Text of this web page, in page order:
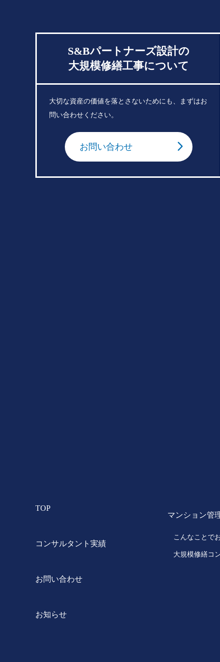
S&Bパートナーズ設計の
大規模修繕工事について
大切な資産の価値を落とさないためにも、まずはお
問い合わせください。
お問い合わせ
TOP
コンサルタント実績
お問い合わせ
お知らせ
マンション管
こんなことで
大規模修繕コ